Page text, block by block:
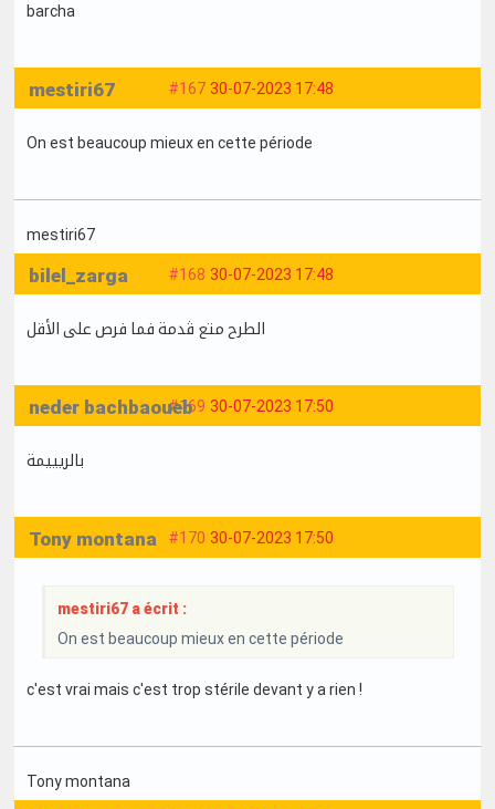
barcha
#167 30-07-2023 17:48
mestiri67
On est beaucoup mieux en cette période
mestiri67
#168 30-07-2023 17:48
bilel_zarga
الطرح متع ڤدمة فما فرص على الأقل
#169 30-07-2023 17:50
neder bachbaoueb
بالريييمة
#170 30-07-2023 17:50
Tony montana
mestiri67 a écrit :
On est beaucoup mieux en cette période
c'est vrai mais c'est trop stérile devant y a rien !
Tony montana